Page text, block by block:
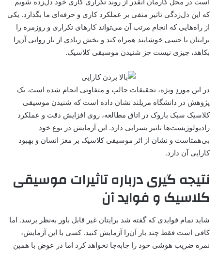
که این دل‌زدگی تاثیر منفی بر عملکرد کاری و حرفه‌ای ما بگذارد. یکی
از راه‌هایی که انجام مرتب آن می‌تواند کارهای تکراری و روزمره را
برایتان با حسی خوشایند همراه کند و بخش زیادی از بار روانی آن‌را
بکاهد، چیزی نیست جز شنیدن موسیقی کلاسیک.
در این موردِ ویژه، تحقیقات جالب و متفاوتی انجام شده است. یک
پژوهش در دانشگاه مریلند نشان داده است که شنیدن موسیقی
کلاسیک سبک باروک در اتاق مطالعه، روی افزایش دقت و عملکرد
رادیولوژیست‌ها تاثیر بسزایی دارد. این آزمایش در نوع خود
بی‌همتاست و نشان از اثر موسیقی کلاسیک بر مغز انسان و بهبود
کارایی آن دارد.
نتیجه گیری درباره تاثیرات موسیقی
کلاسیک و فواید آن
شاید تمام فوایدی که گفته شد برایتان غیر قابل باور به‌نظر برسد. اما
کافی است فقط چند بار آن‌را آزمایش کنید. کسی با این آزمایش،
نمره ضریب هوشی خود را جابه‌جا نخواهد کرد اما در عوض با همین